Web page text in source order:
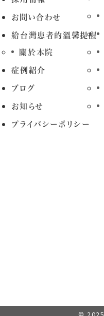
お問い合わせ
給台灣患者的溫馨提醒
關於本院
症例紹介
ブログ
お知らせ
プライバシーポリシー